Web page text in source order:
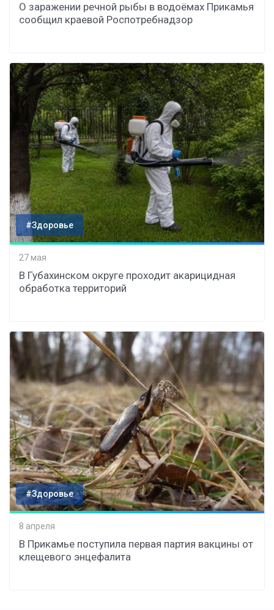
О заражении речной рыбы в водоёмах Прикамья
сообщил краевой Роспотребнадзор
#Здоровье
27 мая
В Губахинском округе проходит акарицидная
обработка территорий
#Здоровье
8 апреля
В Прикамье поступила первая партия вакцины от
клещевого энцефалита